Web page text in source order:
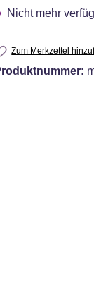
Nicht mehr
Zum Merkzettel